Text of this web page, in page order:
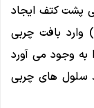
متر در نواحی پشت کتف ایجاد
وارد بافت چربی
به وجود می آورد
سلول های چربی